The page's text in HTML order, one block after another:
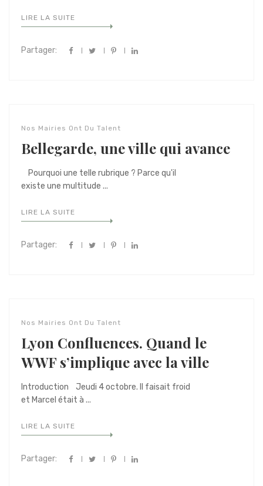
LIRE LA SUITE
Partager:
Nos Mairies Ont Du Talent
Bellegarde, une ville qui avance
Pourquoi une telle rubrique ? Parce qu'il
existe une multitude ...
LIRE LA SUITE
Partager:
Nos Mairies Ont Du Talent
Lyon Confluences. Quand le
WWF s’implique avec la ville
Introduction Jeudi 4 octobre. Il faisait froid
et Marcel était à ...
LIRE LA SUITE
Partager: